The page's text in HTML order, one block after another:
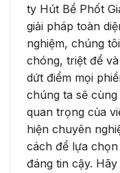
ty Hút Bể Phốt
giải pháp toàn
nghiệm, chúng
chóng, triệt để
dứt điểm mọi
chúng ta sẽ
quan trọng của
hiện chuyên
cách để lựa
đáng tin cậy.